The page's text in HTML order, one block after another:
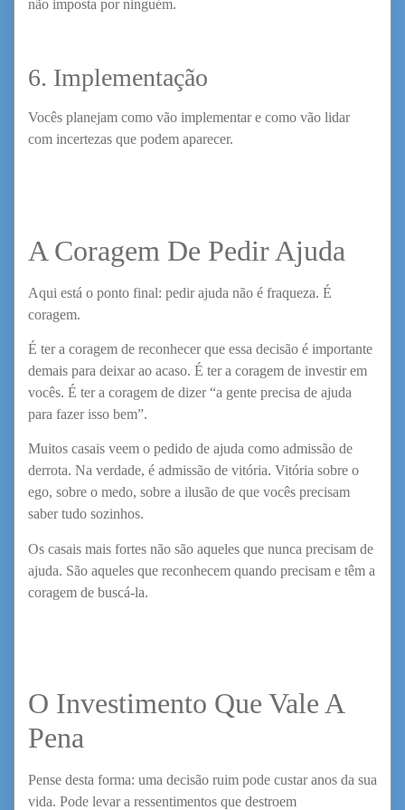
não imposta por ninguém.
6. Implementação
Vocês planejam como vão implementar e como vão lidar
com incertezas que podem aparecer.
A Coragem De Pedir Ajuda
Aqui está o ponto final: pedir ajuda não é fraqueza. É
coragem.
É ter a coragem de reconhecer que essa decisão é importante
demais para deixar ao acaso. É ter a coragem de investir em
vocês. É ter a coragem de dizer “a gente precisa de ajuda
para fazer isso bem”.
Muitos casais veem o pedido de ajuda como admissão de
derrota. Na verdade, é admissão de vitória. Vitória sobre o
ego, sobre o medo, sobre a ilusão de que vocês precisam
saber tudo sozinhos.
Os casais mais fortes não são aqueles que nunca precisam de
ajuda. São aqueles que reconhecem quando precisam e têm a
coragem de buscá-la.
O Investimento Que Vale A
Pena
Pense desta forma: uma decisão ruim pode custar anos da sua
vida. Pode levar a ressentimentos que destroem